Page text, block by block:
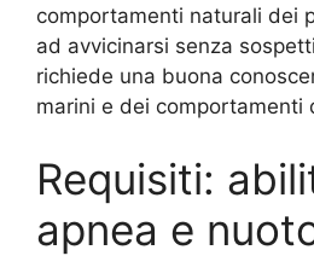
comportamenti naturali dei
ad avvicinarsi senza
richiede una buona
marini e dei comportamenti
Requisiti:
apnea e